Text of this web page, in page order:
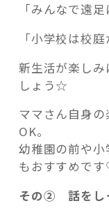
「みんなで遠
「小学校は校
新生活が楽しみ
しょう☆
ママさん自身
OK。
幼稚園の前や
もおすすめで
その② 話をし